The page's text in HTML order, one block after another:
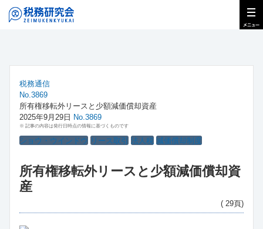
税務通信
No.3869
所有権移転外リースと少額減価償却資産
2025年9月29日 No.3869
※ 記事の内容は発行日時点の情報に基づくものです
ショウ・ウインドウ リース取引 法人税 減価償却制度
所有権移転外リースと少額減価償却資
産
( 29頁)